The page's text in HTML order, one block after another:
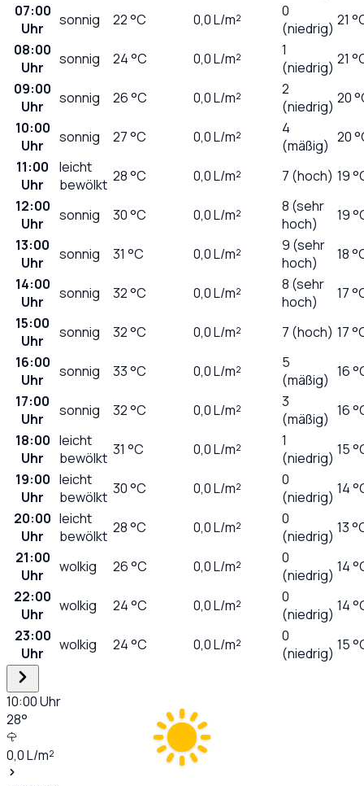
07:00
Uhr
sonnig 22°C 0,0L/m²
0
(niedrig) 21
08:00
Uhr
sonnig 24°C 0,0L/m²
1
(niedrig) 21
09:00
Uhr
sonnig 26°C 0,0L/m²
2
(niedrig) 20
10:00
Uhr
sonnig 27°C 0,0L/m²
4
(mäßig) 20
11:00
Uhr
leicht
bewölkt 28°C 0,0L/m² 7 (hoch) 19
12:00
Uhr
sonnig 30°C 0,0L/m²
8 (sehr
hoch)
19
13:00
Uhr
sonnig 31 °C 0,0L/m²
9 (sehr
hoch)
18
14:00
Uhr
sonnig 32°C 0,0L/m²
8 (sehr
hoch)
17
15:00
Uhr
sonnig 32°C 0,0L/m² 7 (hoch) 17
16:00
Uhr
sonnig 33°C 0,0L/m²
5
(mäßig) 16
17:00
Uhr
sonnig 32°C 0,0L/m²
3
(mäßig) 16
18:00
Uhr
leicht
bewölkt 31 °C 0,0L/m²
1
(niedrig) 15
19:00
Uhr
leicht
bewölkt 30°C 0,0L/m²
0
(niedrig) 14
20:00
Uhr
leicht
bewölkt 28°C 0,0L/m²
0
(niedrig) 13
21:00
Uhr
wolkig 26°C 0,0L/m²
0
(niedrig) 14
22:00
Uhr
wolkig 24°C 0,0L/m²
0
(niedrig) 14
23:00
Uhr
wolkig 24°C 0,0L/m²
0
(niedrig) 15
10:00Uhr
28°
0,0L/m²